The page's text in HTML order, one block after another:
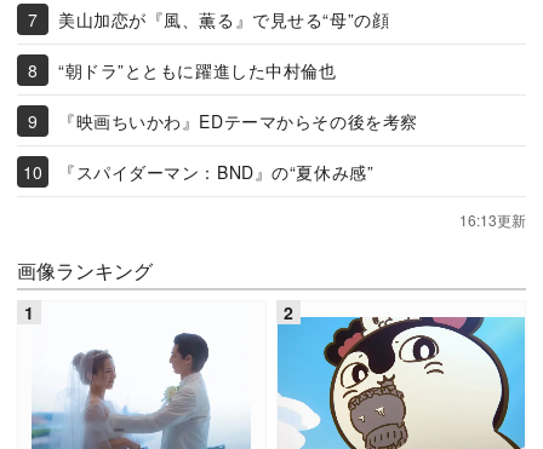
美山加恋が『風、薫る』で見せる“母”の顔
“朝ドラ”とともに躍進した中村倫也
『映画ちいかわ』EDテーマからその後を考察
『スパイダーマン：BND』の“夏休み感”
16:13更新
画像ランキング